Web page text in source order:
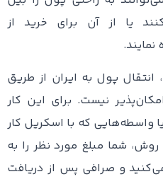
یا از آن برای خرید از
انتقال پول به ایران از طریق
نیست. برای این کار
واسطه‌هایی که با اسکریل کار
شما مبلغ مورد نظر را به
و صرافی پس از دریافت